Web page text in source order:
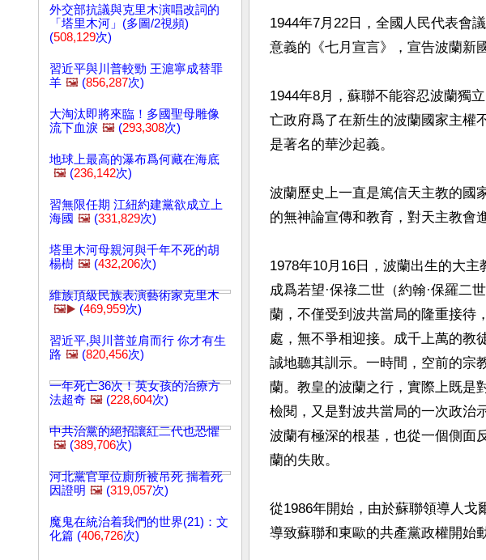
外交部抗議與克里木演唱改詞的
「塔里木河」(多圖/2視頻)
(508,129次)
習近平與川普較勁 王滬寧成替罪
羊 🖼️ (856,287次)
大淘汰即將來臨！多國聖母雕像
流下血淚 🖼️ (293,308次)
地球上最高的瀑布爲何藏在海底
🖼️ (236,142次)
習無限任期 江紐約建黨欲成立上
海國 🖼️ (331,829次)
塔里木河母親河與千年不死的胡
楊樹 🖼️ (432,206次)
維族頂級民族表演藝術家克里木
🖼️▶️ (469,959次)
習近平,與川普並肩而行 你才有生
路 🖼️ (820,456次)
一年死亡36次！英女孩的治療方
法超奇 🖼️ (228,604次)
中共治黨的絕招讓紅二代也恐懼
🖼️ (389,706次)
河北黨官單位廁所被吊死 揣着死
因證明 🖼️ (319,057次)
魔鬼在統治着我們的世界(21)：文
化篇 (406,726次)
1944年7月22日，全國人民代表會
意義的《七月宣言》，宣告波蘭新
1944年8月，蘇聯不能容忍波蘭獨
亡政府爲了在新生的波蘭國家主權
是著名的華沙起義。
波蘭歷史上一直是篤信天主教的國
的無神論宣傳和教育，對天主教會
1978年10月16日，波蘭出生的大主
成爲若望·保祿二世（約翰·保羅二
蘭，不僅受到波共當局的隆重接待
處，無不爭相迎接。成千上萬的教
誠地聽其訓示。一時間，空前的宗
蘭。教皇的波蘭之行，實際上既是
檢閱，又是對波共當局的一次政治
波蘭有極深的根基，也從一個側面
蘭的失敗。
從1986年開始，由於蘇聯領導人戈
導致蘇聯和東歐的共產黨政權開始